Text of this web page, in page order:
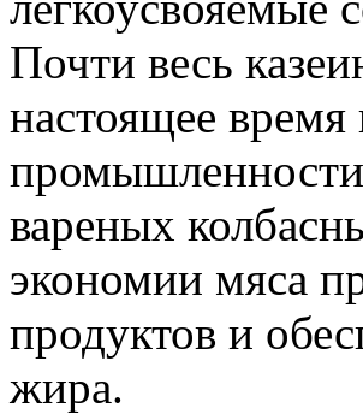
Почти весь
настоящее время
вареных
экономии мяса
продуктов и
жира.